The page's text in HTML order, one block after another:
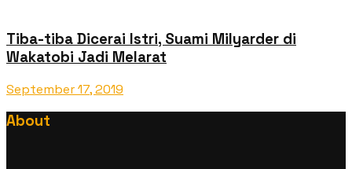
Tiba-tiba Dicerai Istri, Suami Milyarder di
Wakatobi Jadi Melarat
September 17, 2019
About